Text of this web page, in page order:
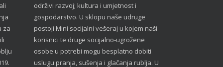
za
održivi razvoj; kultura i umjetnost i
gospodarstvo. U sklopu naše udruge
postoji Mini socijalni vešeraj u kojem naši
korisnici te druge socijalno-ugrožene
osobe u potrebi mogu besplatno dobiti
uslugu pranja, sušenja i glačanja rublja. U